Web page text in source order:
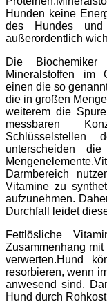
Hunden keine
des Hundes und
außerordentlich
Die
Mineralstoffen im
einen die so
die in großen
weiterem die
messbaren
unterscheiden
Darmbereich
Vitamine zu
aufzunehmen.
Durchfall leidet
Fettlösliche
Zusammenhang
verwerten.Hund
resorbieren, wenn
anwesend sind.
Hund durch